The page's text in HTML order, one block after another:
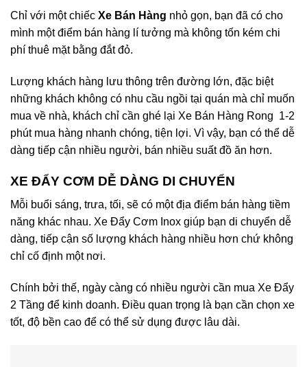
Chỉ với một chiếc Xe Bán Hàng nhỏ gọn, bạn đã có cho
mình một điểm bán hàng lí tưởng mà không tốn kém chi
phí thuê mặt bằng đắt đỏ.
Lượng khách hàng lưu thông trên đường lớn, đặc biệt
những khách không có nhu cầu ngồi tại quán mà chỉ muốn
mua về nhà, khách chỉ cần ghé lại Xe Bán Hàng Rong 1-2
phút mua hàng nhanh chóng, tiện lợi. Vì vậy, bạn có thể dễ
dàng tiếp cận nhiều người, bán nhiều suất đồ ăn hơn.
XE ĐẨY CƠM DỄ DÀNG DI CHUYỂN
Mỗi buổi sáng, trưa, tối, sẽ có một địa điểm bán hàng tiềm
năng khác nhau. Xe Đẩy Cơm Inox giúp bạn di chuyển dễ
dàng, tiếp cận số lượng khách hàng nhiều hơn chứ không
chỉ cố định một nơi.
Chính bởi thế, ngày càng có nhiều người cần mua Xe Đẩy
2 Tầng để kinh doanh. Điều quan trọng là bạn cần chọn xe
tốt, độ bền cao để có thể sử dụng được lâu dài.